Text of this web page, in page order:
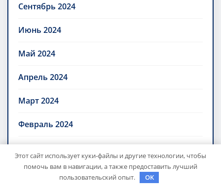
Сентябрь 2024
Июнь 2024
Май 2024
Апрель 2024
Март 2024
Февраль 2024
Ноябрь 2023
Октябрь 2023
Этот сайт использует куки-файлы и другие технологии, чтобы
помочь вам в навигации, а также предоставить лучший
пользовательский опыт.
OK